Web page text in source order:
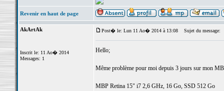
Revenir en haut de page
AkArtAk
Inscrit le: 11 Ao� 2014
Messages: 1
Post� le: Lun 11 Ao� 2014 à 13:08 Sujet du message:
Hello;
Même problème pour moi depuis 3 jours sur mon
MBP Retina 15" i7 2,6 GHz, 16 Go, SSD 512 Go